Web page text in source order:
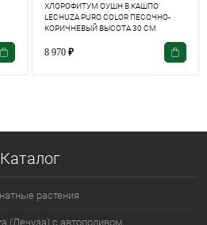
ХЛОРОФИТУМ ОУШН В КАШПО
LECHUZA PURO COLOR ПЕСОЧНО-
КОРИЧНЕВЫЙ ВЫСОТА 30 СМ
8 970 ₽
Каталог
растения
(Лечуза) с автополивом